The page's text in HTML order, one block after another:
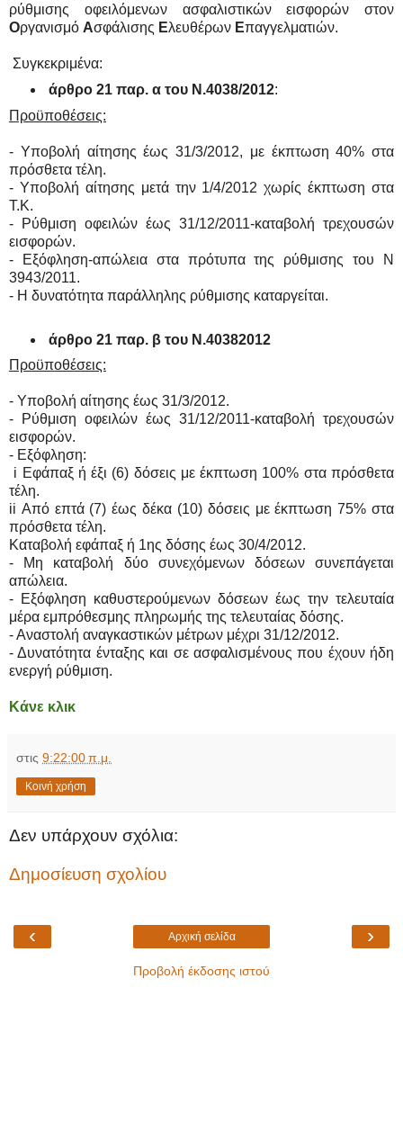
ρύθμισης οφειλόμενων ασφαλιστικών εισφορών στον
Οργανισμό Ασφάλισης Ελευθέρων Επαγγελματιών.
Συγκεκριμένα:
άρθρο 21 παρ. α του Ν.4038/2012:
Προϋποθέσεις:
- Υποβολή αίτησης έως 31/3/2012, με έκπτωση 40% στα
πρόσθετα τέλη.
- Υποβολή αίτησης μετά την 1/4/2012 χωρίς έκπτωση στα
Τ.Κ.
- Ρύθμιση οφειλών έως 31/12/2011-καταβολή τρεχουσών
εισφορών.
- Εξόφληση-απώλεια στα πρότυπα της ρύθμισης του Ν
3943/2011.
- Η δυνατότητα παράλληλης ρύθμισης καταργείται.
άρθρο 21 παρ. β του Ν.40382012
Προϋποθέσεις:
- Υποβολή αίτησης έως 31/3/2012.
- Ρύθμιση οφειλών έως 31/12/2011-καταβολή τρεχουσών
εισφορών.
- Εξόφληση:
i Εφάπαξ ή έξι (6) δόσεις με έκπτωση 100% στα πρόσθετα
τέλη.
ii Από επτά (7) έως δέκα (10) δόσεις με έκπτωση 75% στα
πρόσθετα τέλη.
Καταβολή εφάπαξ ή 1ης δόσης έως 30/4/2012.
- Μη καταβολή δύο συνεχόμενων δόσεων συνεπάγεται
απώλεια.
- Εξόφληση καθυστερούμενων δόσεων έως την τελευταία
μέρα εμπρόθεσμης πληρωμής της τελευταίας δόσης.
- Αναστολή αναγκαστικών μέτρων μέχρι 31/12/2012.
- Δυνατότητα ένταξης και σε ασφαλισμένους που έχουν ήδη
ενεργή ρύθμιση.
Κάνε κλικ
στις 9:22:00 π.μ.
Κοινή χρήση
Δεν υπάρχουν σχόλια:
Δημοσίευση σχολίου
‹ ›
Αρχική σελίδα
Προβολή έκδοσης ιστού